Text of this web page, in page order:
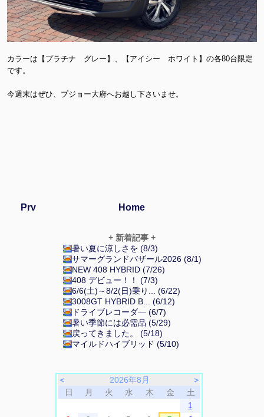
+ 新着記事 +
暑い夏に涼しさを (8/3)
サマーグランドバザール2026 (8/1)
NEW 408 HYBRID (7/26)
408 デビュー！！ (7/3)
6/6(土)～8/2(日)乗り... (6/22)
3008GT HYBRID B... (6/12)
ドライブレコーダ― (6/7)
暑い季節には必需品 (5/29)
戻ってきました。 (5/18)
マイルドハイブリッド (5/10)
＜ 2026年8月
＞
日
月 火 水 木 金 土
1
カラーは【プラチナ グレー】、【アイシー ホワイト】の各80台限定
です。
今週末はぜひ、プジョー大府へお越し下さいませ。
Prv Home